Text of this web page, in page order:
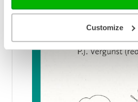
Customize
voeren. Niet in eigen kracht,